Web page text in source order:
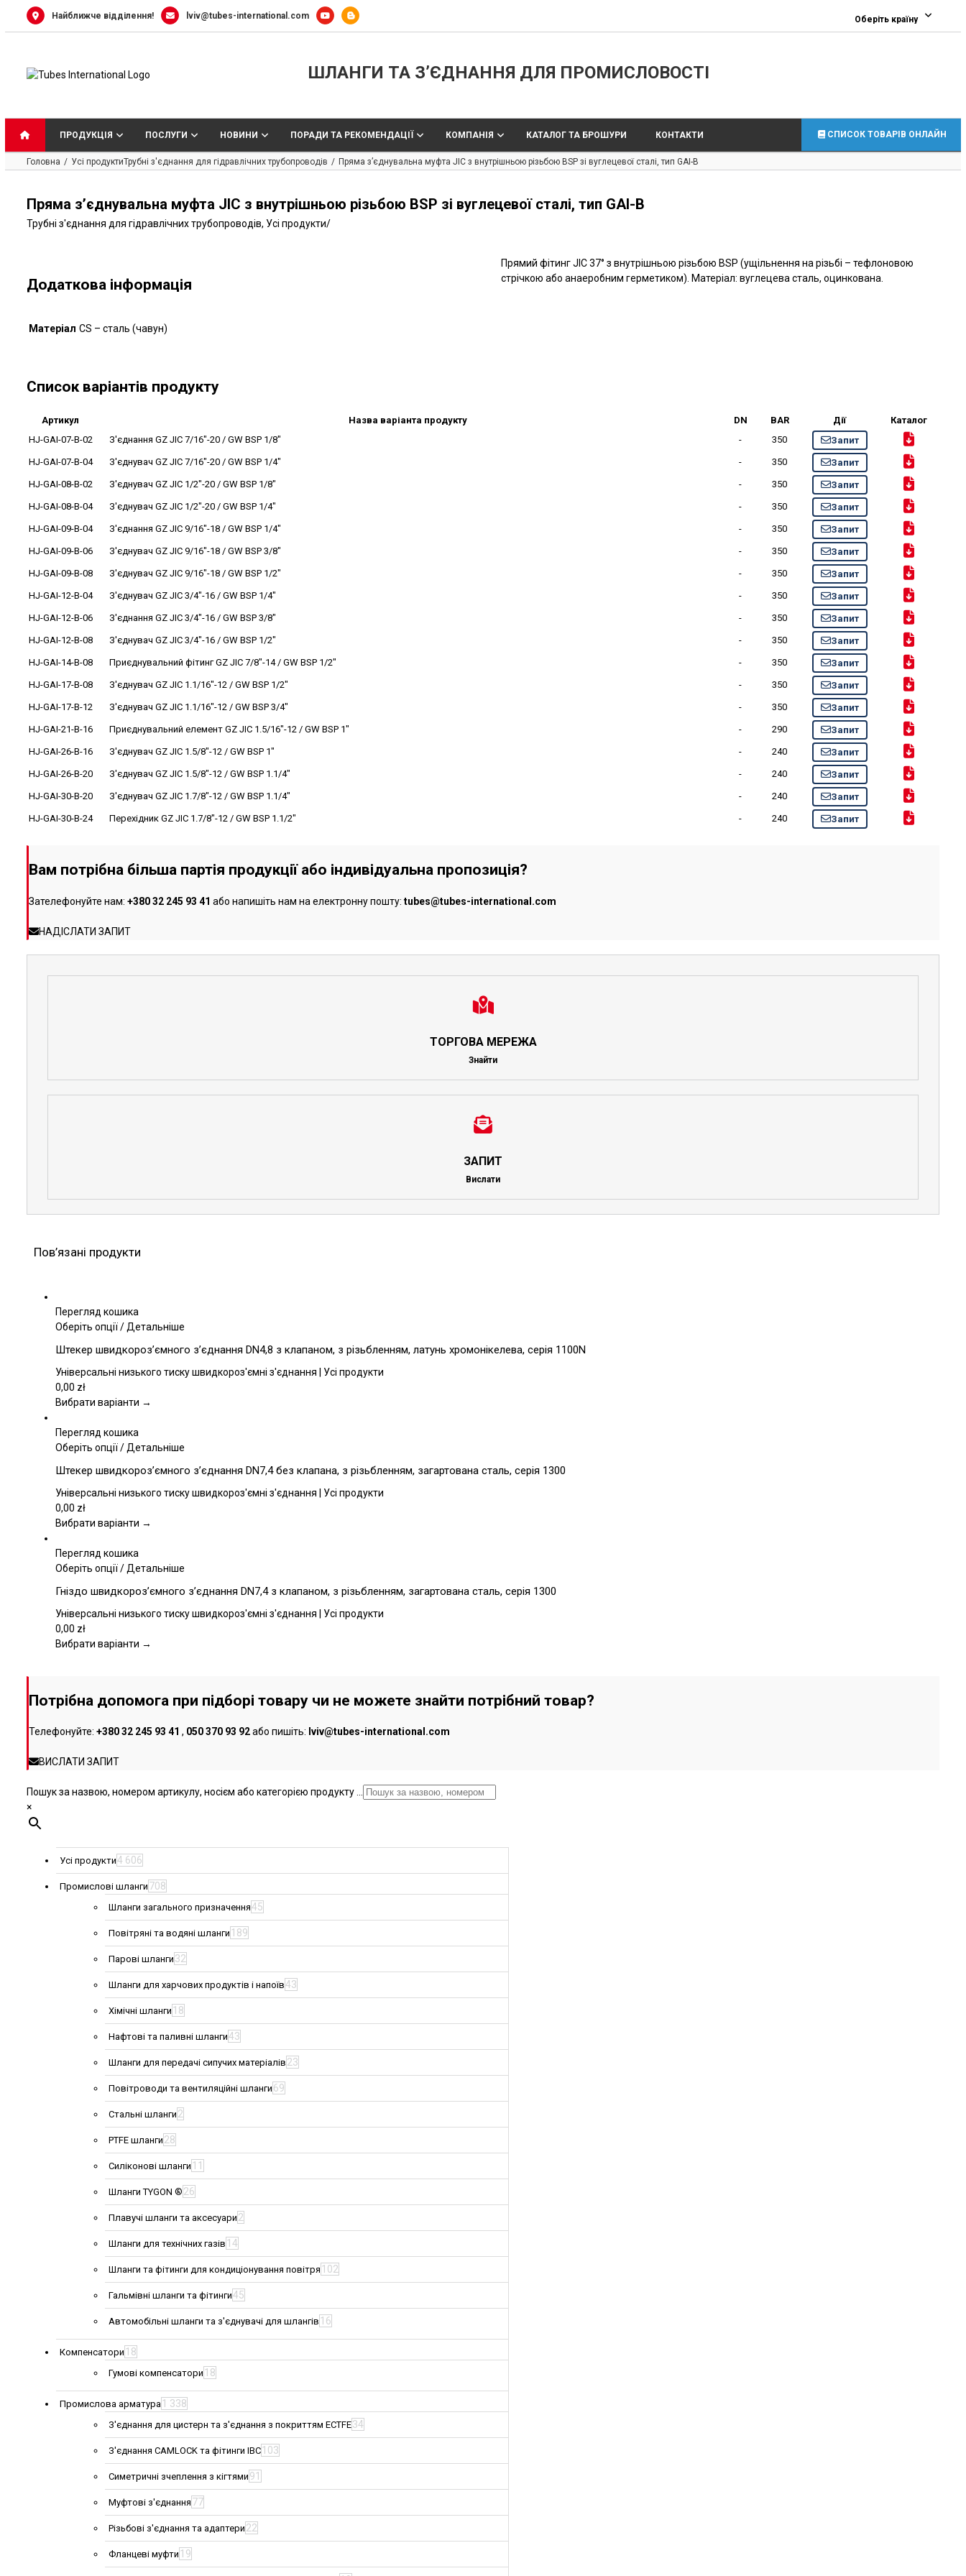
Найближче відділення! lviv@tubes-international.com Оберіть країну
ШЛАНГИ ТА З’ЄДНАННЯ ДЛЯ ПРОМИСЛОВОСТІ
ПРОДУКЦІЯ ПОСЛУГИ НОВИНИ ПОРАДИ ТА РЕКОМЕНДАЦІЇ КОМПАНІЯ КАТАЛОГ ТА БРОШУРИ КОНТАКТИ СПИСОК ТОВАРІВ ОНЛАЙН
Головна Усі продуктиТрубні з'єднання для гідравлічних трубопроводів Пряма з’єднувальна муфта JIC з внутрішньою різьбою BSP зі вуглецевої сталі, тип GAI-B
Пряма з’єднувальна муфта JIC з внутрішньою різьбою BSP зі вуглецевої сталі, тип GAI-B
Трубні з'єднання для гідравлічних трубопроводів, Усі продукти/
Додаткова інформація
Матеріал CS – сталь (чавун)
Прямий фітинг JIC 37° з внутрішньою різьбою BSP (ущільнення на різьбі – тефлоновою
стрічкою або анаеробним герметиком). Матеріал: вуглецева сталь, оцинкована.
Список варіантів продукту
Артикул Назва варіанта продукту DN BAR Дії
Каталог
HJ-GAI-07-B-02
З'єднання GZ JIC 7/16"-20 / GW BSP 1/8" - 350
Запит
HJ-GAI-07-B-04
З'єднувач GZ JIC 7/16"-20 / GW BSP 1/4" - 350
Запит
HJ-GAI-08-B-02
З'єднувач GZ JIC 1/2"-20 / GW BSP 1/8" - 350
Запит
HJ-GAI-08-B-04
З'єднувач GZ JIC 1/2"-20 / GW BSP 1/4" - 350
Запит
HJ-GAI-09-B-04
З'єднання GZ JIC 9/16"-18 / GW BSP 1/4" - 350
Запит
HJ-GAI-09-B-06
З'єднувач GZ JIC 9/16"-18 / GW BSP 3/8" - 350
Запит
HJ-GAI-09-B-08
З'єднувач GZ JIC 9/16"-18 / GW BSP 1/2" - 350
Запит
HJ-GAI-12-B-04
З'єднувач GZ JIC 3/4"-16 / GW BSP 1/4" - 350
Запит
HJ-GAI-12-B-06
З'єднання GZ JIC 3/4"-16 / GW BSP 3/8" - 350
Запит
HJ-GAI-12-B-08
З'єднувач GZ JIC 3/4"-16 / GW BSP 1/2" - 350
Запит
HJ-GAI-14-B-08
Приєднувальний фітинг GZ JIC 7/8"-14 / GW BSP 1/2" - 350
Запит
HJ-GAI-17-B-08
З'єднувач GZ JIC 1.1/16"-12 / GW BSP 1/2" - 350
Запит
HJ-GAI-17-B-12
З'єднувач GZ JIC 1.1/16"-12 / GW BSP 3/4" - 350
Запит
HJ-GAI-21-B-16
Приєднувальний елемент GZ JIC 1.5/16"-12 / GW BSP 1" - 290
Запит
HJ-GAI-26-B-16
З'єднувач GZ JIC 1.5/8"-12 / GW BSP 1" - 240
Запит
HJ-GAI-26-B-20
З'єднувач GZ JIC 1.5/8"-12 / GW BSP 1.1/4" - 240
Запит
HJ-GAI-30-B-20
З'єднувач GZ JIC 1.7/8"-12 / GW BSP 1.1/4" - 240
Запит
HJ-GAI-30-B-24
Перехідник GZ JIC 1.7/8"-12 / GW BSP 1.1/2" - 240 Запит
Вам потрібна більша партія продукції або індивідуальна пропозиція?
Зателефонуйте нам: +380 32 245 93 41 або напишіть нам на електронну пошту: tubes@tubes-international.com
НАДІСЛАТИ ЗАПИТ
ТОРГОВА МЕРЕЖА
Знайти
ЗАПИТ
Вислати
Пов’язані продукти
Перегляд кошика
Оберіть опції Цей
має
кілька
Параметри
вибрати
на
товару
/Детальніше
Штекер швидкороз’ємного з’єднання DN4,8 з клапаном, з різьбленням, латунь хромонікелева, серія 1100N
Універсальні низького тиску швидкороз'ємні з'єднання | Усі продукти
0,00 zł
Вибрати варіанти →
Перегляд кошика
Оберіть опції Цей
має
кілька
Параметри
вибрати
на
товару
/Детальніше
Штекер швидкороз’ємного з’єднання DN7,4 без клапана, з різьбленням, загартована сталь, серія 1300
Універсальні низького тиску швидкороз'ємні з'єднання | Усі продукти
0,00 zł
Вибрати варіанти →
Перегляд кошика
Оберіть опції Цей
має
кілька
Параметри
сторінці
/Детальніше
Гніздо швидкороз’ємного з’єднання DN7,4 з клапаном, з різьбленням, загартована сталь, серія 1300
Універсальні низького тиску швидкороз'ємні з'єднання | Усі продукти
0,00 zł
Вибрати варіанти →
Потрібна допомога при підборі товару чи не можете знайти потрібний товар?
Телефонуйте: +380 32 245 93 41 , 050 370 93 92або пишіть: lviv@tubes-international.com
ВИСЛАТИ ЗАПИТ
Пошук за назвою, номером артикулу, носієм або категорією продукту ...
×
Усі продукти4 606
Промислові шланги 708
Шланги загального призначення45
Повітряні та водяні шланги 189
Парові шланги 32
Шланги для харчових продуктів і напоїв43
Хімічні шланги 18
Нафтові та паливні шланги43
Шланги для передачі сипучих матеріалів 23
Повітроводи та вентиляційні шланги 69
Стальні шланги 2
PTFE шланги 28
Силіконові шланги 11
Шланги TYGON ® 26
Плавучі шланги та аксесуари 2
Шланги для технічних газів 14
Шланги та фітинги для кондиціонування повітря 102
Гальмівні шланги та фітинги45
Автомобільні шланги та з'єднувачі для шлангів 16
Компенсатори 18
Гумові компенсатори 18
Промислова арматура 1 338
З'єднання для цистерн та з'єднання з покриттям ECTFE34
З'єднання CAMLOCK та фітинги IBC 103
Симетричні зчеплення з кігтями 91
Муфтові з'єднання 77
Різьбові з'єднання та адаптери 22
Фланцеві муфти 19